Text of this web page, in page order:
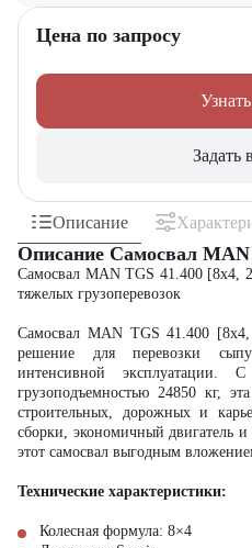
Цена по запросу
Задать
Описание
Описание Самосвал MAN
Самосвал MAN TGS 41.400 [8x4,
тяжелых грузоперевозок
Самосвал MAN TGS 41.400
решение для перевозки
интенсивной
грузоподъемностью 24850 кг,
строительных, дорожных и
сборки, экономичный двигатель
этот самосвал выгодным
Технические характеристики:
Колесная формула: 8×4